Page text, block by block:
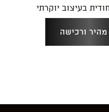
בעיצוב יוקרתי
ורכישה